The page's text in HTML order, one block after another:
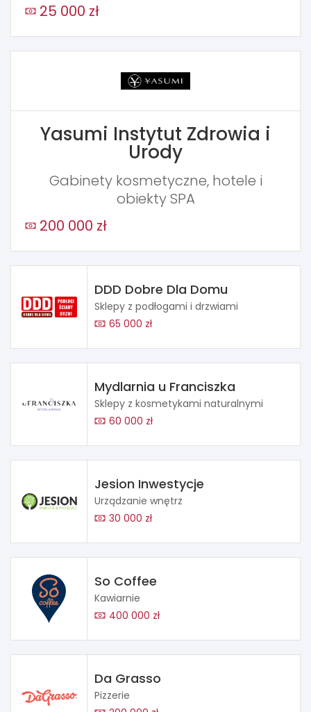
25 000 zł
Yasumi Instytut Zdrowia i
Urody
Gabinety kosmetyczne, hotele i
obiekty SPA
200 000 zł
DDD Dobre Dla Domu
Sklepy z podłogami i drzwiami
65 000 zł
Mydlarnia u Franciszka
Sklepy z kosmetykami naturalnymi
60 000 zł
Jesion Inwestycje
Urządzanie wnętrz
30 000 zł
So Coffee
Kawiarnie
400 000 zł
Da Grasso
Pizzerie